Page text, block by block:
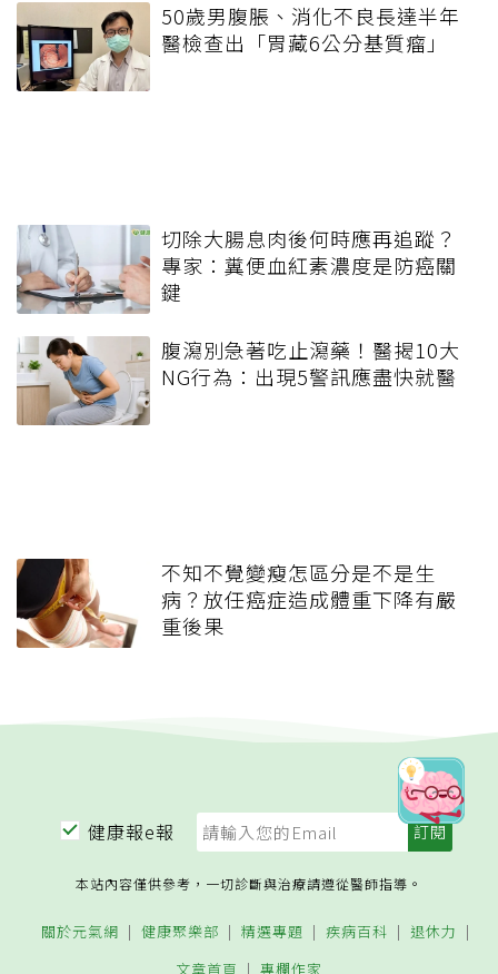
50歲男腹脹、消化不良長達半年
醫檢查出「胃藏6公分基質瘤」
切除大腸息肉後何時應再追蹤？
專家：糞便血紅素濃度是防癌關
鍵
腹瀉別急著吃止瀉藥！醫揭10大
NG行為：出現5警訊應盡快就醫
不知不覺變瘦怎區分是不是生
病？放任癌症造成體重下降有嚴
重後果
健康報e報
本站內容僅供參考，一切診斷與治療請遵從醫師指導。
關於元氣網 健康聚樂部 精選專題 疾病百科
退休力
文章首頁
專欄作家